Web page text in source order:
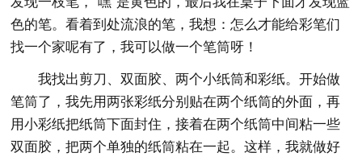
色的笔。看着到处流浪的笔，我想：怎么才能给彩笔们
找一个家呢有了，我可以做一个笔筒呀！
我找出剪刀、双面胶、两个小纸筒和彩纸。开始做
笔筒了，我先用两张彩纸分别贴在两个纸筒的外面，再
用小彩纸把纸筒下面封住，接着在两个纸筒中间粘一些
双面胶，把两个单独的纸筒粘在一起。这样，我就做好